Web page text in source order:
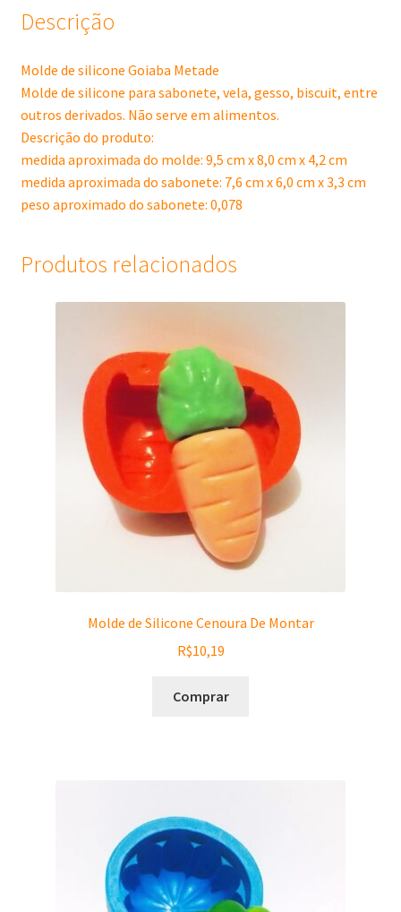
Descrição
Molde de silicone Goiaba Metade
Molde de silicone para sabonete, vela, gesso, biscuit, entre
outros derivados. Não serve em alimentos.
Descrição do produto:
medida aproximada do molde: 9,5 cm x 8,0 cm x 4,2 cm
medida aproximada do sabonete: 7,6 cm x 6,0 cm x 3,3 cm
peso aproximado do sabonete: 0,078
Produtos relacionados
Molde de Silicone Cenoura De Montar
R$10,19
Comprar